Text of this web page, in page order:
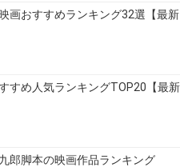
画おすすめランキング32選【最新
すめ人気ランキングTOP20【最新
郎脚本の映画作品ランキング